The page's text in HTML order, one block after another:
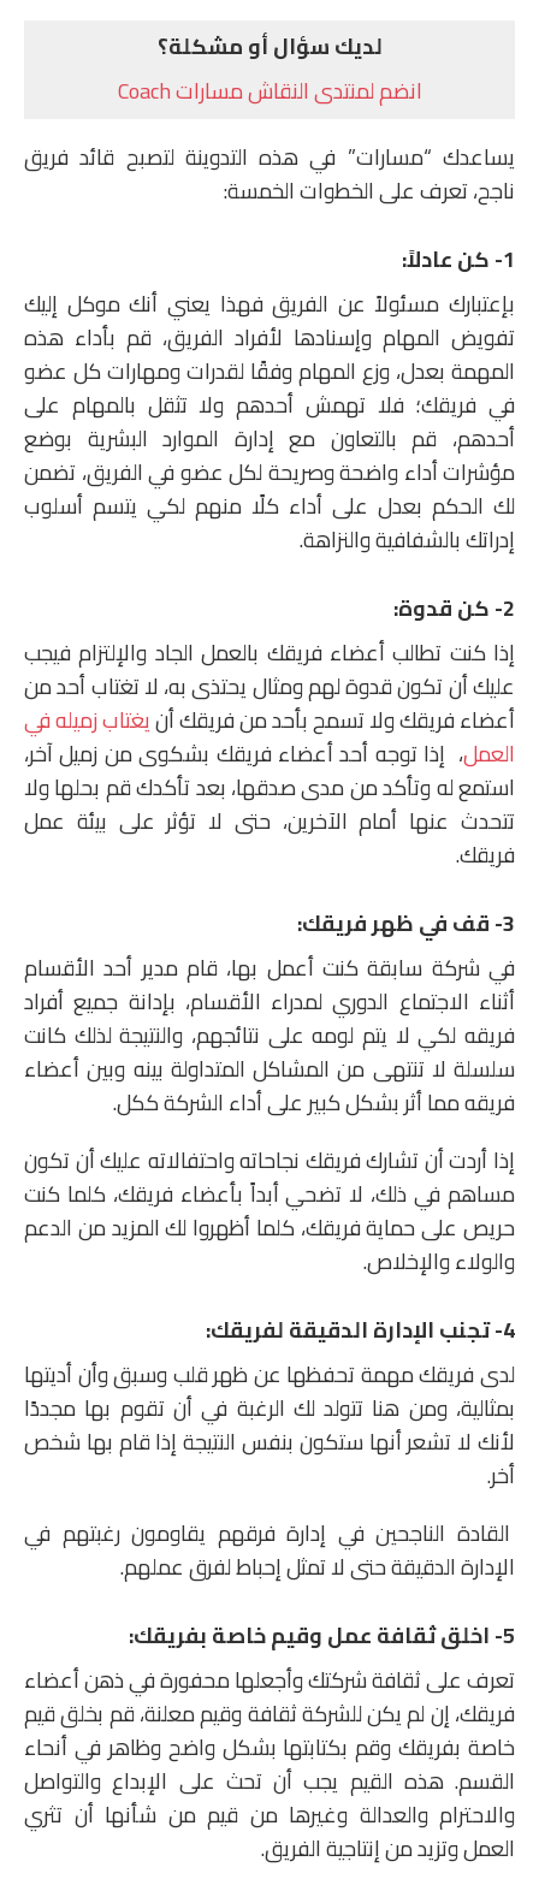
لديك سؤال أو مشكلة؟
انضم لمنتدى النقاش مسارات Coach
يساعدك “مسارات” في هذه التدوينة لتصبح قائد فريق
ناجح، تعرف على الخطوات الخمسة:
1- كن عادلاً
:
بإعتبارك مسئولاً عن الفريق فهذا يعني أنك موكل إليك
تفويض المهام وإسنادها لأفراد الفريق، قم بأداء هذه
المهمة بعدل، وزع المهام وفقًا لقدرات ومهارات كل عضو
في فريقك؛ فلا تهمش أحدهم ولا تثقل بالمهام على
أحدهم، قم بالتعاون مع إدارة الموارد البشرية بوضع
مؤشرات أداء واضحة وصريحة لكل عضو في الفريق، تضمن
لك الحكم بعدل على أداء كلًا منهم لكي يتسم أسلوب
إدراتك بالشفافية والنزاهة.
2- كن قدوة:
إذا كنت تطالب أعضاء فريقك بالعمل الجاد والإلتزام فيجب
عليك أن تكون قدوة لهم ومثال يحتذى به، لا تغتاب أحد من
أعضاء فريقك ولا تسمح بأحد من فريقك أنيغتاب زميله في
العمل، إذا توجه أحد أعضاء فريقك بشكوى من زميل آخر،
استمع له وتأكد من مدى صدقها، بعد تأكدك قم بحلها ولا
تتحدث عنها أمام الآخرين، حتى لا تؤثر على بيئة عمل
فريقك.
3- قف في ظهر فريقك:
في شركة سابقة كنت أعمل بها، قام مدير أحد الأقسام
أثناء الاجتماع الدوري لمدراء الأقسام، بإدانة جميع أفراد
فريقه لكي لا يتم لومه على نتائجهم، والنتيجة لذلك كانت
سلسلة لا تنتهى من المشاكل المتداولة بينه وبين أعضاء
فريقه مما أثر بشكل كبير على أداء الشركة ككل.
إذا أردت أن تشارك فريقك نجاحاته واحتفالاته عليك أن تكون
مساهم في ذلك، لا تضحي أبداً بأعضاء فريقك، كلما كنت
حريص على حماية فريقك، كلما أظهروا لك المزيد من الدعم
والولاء والإخلاص.
4- تجنب الإدارة الدقيقة لفريقك:
لدى فريقك مهمة تحفظها عن ظهر قلب وسبق وأن أديتها
بمثالية، ومن هنا تتولد لك الرغبة في أن تقوم بها مجددًا
لأنك لا تشعر أنها ستكون بنفس النتيجة إذا قام بها شخص
أخر.
القادة الناجحين في إدارة فرقهم يقاومون رغبتهم في
الإدارة الدقيقة حتى لا تمثل إحباط لفرق عملهم.
5- اخلق ثقافة عمل وقيم خاصة بفريقك:
تعرف على ثقافة شركتك وأجعلها محفورة في ذهن أعضاء
فريقك، إن لم يكن للشركة ثقافة وقيم معلنة، قم بخلق قيم
خاصة بفريقك وقم بكتابتها بشكل واضح وظاهر في أنحاء
القسم. هذه القيم يجب أن تحث على الإبداع والتواصل
والاحترام والعدالة وغيرها من قيم من شأنها أن تثري
العمل وتزيد من إنتاجية الفريق.